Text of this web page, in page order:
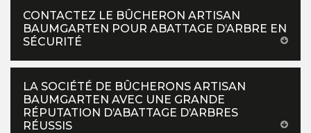
CONTACTEZ LE BÛCHERON ARTISAN
BAUMGARTEN POUR ABATTAGE D’ARBRE EN
SÉCURITÉ
LA SOCIÉTÉ DE BÛCHERONS ARTISAN
BAUMGARTEN AVEC UNE GRANDE
RÉPUTATION D’ABATTAGE D’ARBRES
RÉUSSIS